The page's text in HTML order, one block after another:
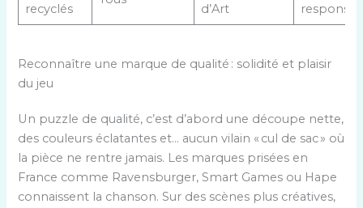
recyclés d’Art
Reconnaître une marque de qualité : solidité et plaisir
du jeu
Un puzzle de qualité, c’est d’abord une découpe nette,
des couleurs éclatantes et… aucun vilain « cul de sac » où
la pièce ne rentre jamais. Les marques prisées en
France comme Ravensburger, Smart Games ou Hape
connaissent la chanson. Sur des scènes plus créatives,